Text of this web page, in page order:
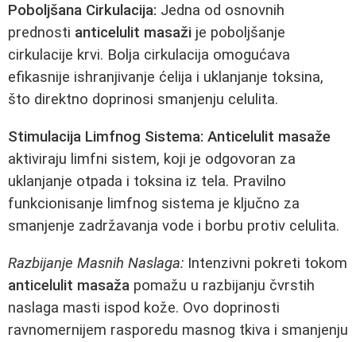
Poboljšana Cirkulacija: Jedna od osnovnih
prednosti anticelulit masaži je poboljšanje
cirkulacije krvi. Bolja cirkulacija omogućava
efikasnije ishranjivanje ćelija i uklanjanje toksina,
što direktno doprinosi smanjenju celulita.
Stimulacija Limfnog Sistema: Anticelulit masaže
aktiviraju limfni sistem, koji je odgovoran za
uklanjanje otpada i toksina iz tela. Pravilno
funkcionisanje limfnog sistema je ključno za
smanjenje zadržavanja vode i borbu protiv celulita.
Razbijanje Masnih Naslaga: Intenzivni pokreti tokom
anticelulit masaža pomažu u razbijanju čvrstih
naslaga masti ispod kože. Ovo doprinosti
ravnomernijem rasporedu masnog tkiva i smanjenju